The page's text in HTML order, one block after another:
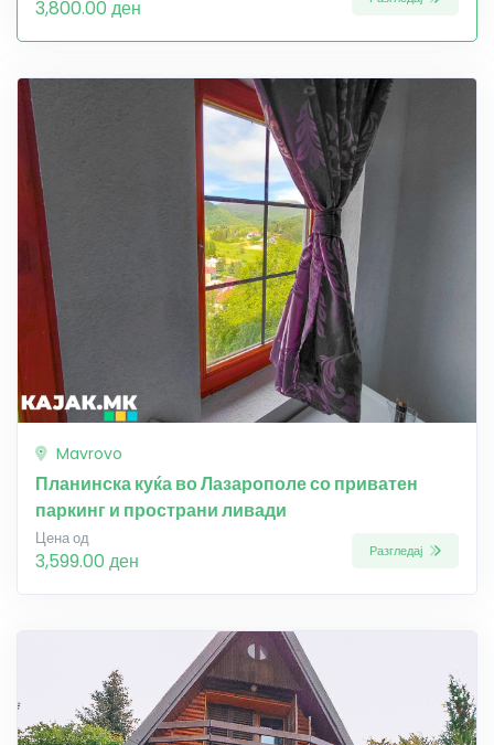
3,800.00 ден
Mavrovo
Планинска куќа во Лазарополе со приватен
паркинг и пространи ливади
Цена од
3,599.00 ден Разгледај